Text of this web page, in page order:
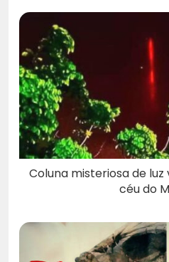
Coluna misteriosa de
céu do